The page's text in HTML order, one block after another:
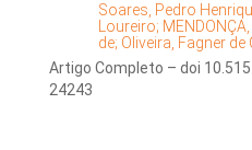
Soares, Pedro
Loureiro;
de; Oliveira, Fagner de
Artigo Completo – doi
24243